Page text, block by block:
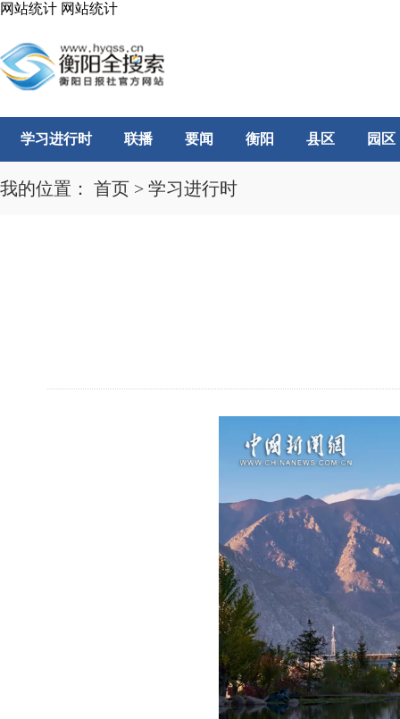
网站统计 网站统计
学习进行时 联播 要闻 衡阳 县区 园区
我的位置： 首页 > 学习进行时